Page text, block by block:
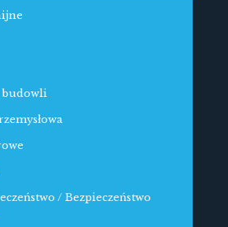
budowli
/ Bezpieczeństwo